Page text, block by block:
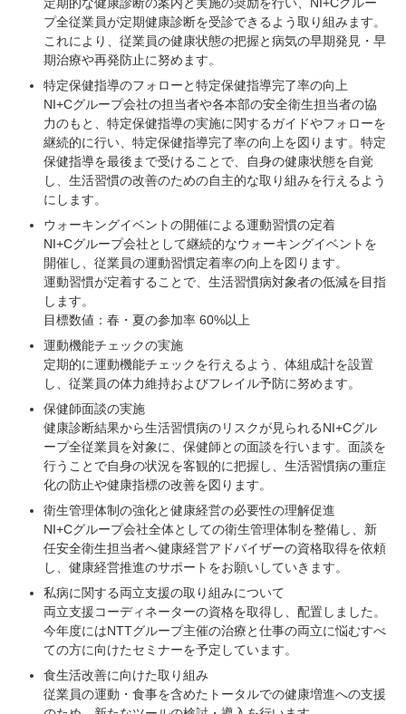
プ全従業員が定期健康診断を受診できるよう取り組みます。
これにより、従業員の健康状態の把握と病気の早期発見・早
期治療や再発防止に努めます。
特定保健指導のフォローと特定保健指導完了率の向上
NI+Cグループ会社の担当者や各本部の安全衛生担当者の協
力のもと、特定保健指導の実施に関するガイドやフォローを
継続的に行い、特定保健指導完了率の向上を図ります。特定
保健指導を最後まで受けることで、自身の健康状態を自覚
し、生活習慣の改善のための自主的な取り組みを行えるよう
にします。
ウォーキングイベントの開催による運動習慣の定着
NI+Cグループ会社として継続的なウォーキングイベントを
開催し、従業員の運動習慣定着率の向上を図ります。
運動習慣が定着することで、生活習慣病対象者の低減を目指
します。
目標数値：春・夏の参加率 60%以上
運動機能チェックの実施
定期的に運動機能チェックを行えるよう、体組成計を設置
し、従業員の体力維持およびフレイル予防に努めます。
保健師面談の実施
健康診断結果から生活習慣病のリスクが見られるNI+Cグル
ープ全従業員を対象に、保健師との面談を行います。面談を
行うことで自身の状況を客観的に把握し、生活習慣病の重症
化の防止や健康指標の改善を図ります。
衛生管理体制の強化と健康経営の必要性の理解促進
NI+Cグループ会社全体としての衛生管理体制を整備し、新
任安全衛生担当者へ健康経営アドバイザーの資格取得を依頼
し、健康経営推進のサポートをお願いしていきます。
私病に関する両立支援の取り組みについて
両立支援コーディネーターの資格を取得し、配置しました。
今年度にはNTTグループ主催の治療と仕事の両立に悩むすべ
ての方に向けたセミナーを予定しています。
食生活改善に向けた取り組み
従業員の運動・食事を含めたトータルでの健康増進への支援